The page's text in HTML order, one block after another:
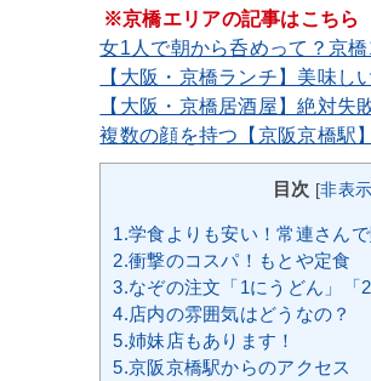
※京橋エリアの記事はこちら
女1人で朝から呑めって？京橋
【大阪・京橋ランチ】美味
【大阪・京橋居酒屋】絶対失
複数の顔を持つ【京阪京橋駅
目次 [非表
1.学食よりも安い！常連さん
2.衝撃のコスパ！もとや定食
3.なぞの注文「1にうどん」「2
4.店内の雰囲気はどうなの？
5.姉妹店もあります！
5.京阪京橋駅からのアクセス